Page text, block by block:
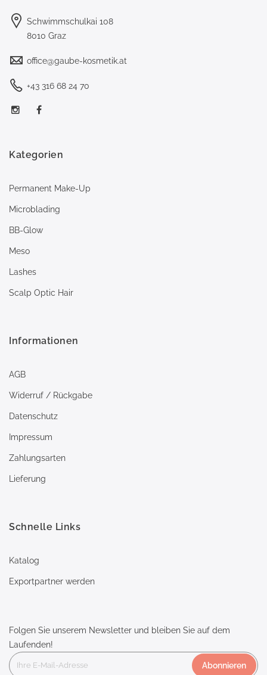
Schwimmschulkai 108
8010 Graz
office@gaube-kosmetik.at
+43 316 68 24 70
Kategorien
Permanent Make-Up
Microblading
BB-Glow
Meso
Lashes
Scalp Optic Hair
Informationen
AGB
Widerruf / Rückgabe
Datenschutz
Impressum
Zahlungsarten
Lieferung
Schnelle Links
Katalog
Exportpartner werden
Folgen Sie unserem Newsletter und bleiben Sie auf dem
Laufenden!
Abonnieren